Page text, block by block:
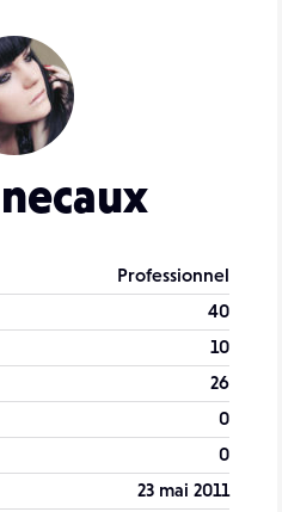
Professionnel
40
10
26
0
0
23 mai 2011